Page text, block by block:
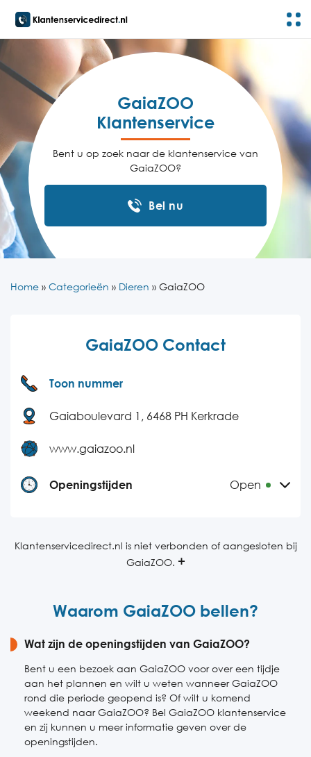
GaiaZOO
Klantenservice
Bent u op zoek naar de klantenservice van
GaiaZOO?
Bel nu
Home » Categorieën » Dieren » GaiaZOO
GaiaZOO Contact
Toon nummer
Gaiaboulevard 1, 6468 PH Kerkrade
www.gaiazoo.nl
Openingstijden Open
Dinsdag
10:00-17:00
Vrijdag
10:00-17:00
Zaterdag
10:00-17:00
Zondag
10:00-17:00
Klantenservicedirect.nl is niet verbonden of aangesloten bij
GaiaZOO.
Waarom GaiaZOO bellen?
Wat zijn de openingstijden van GaiaZOO?
Bent u een bezoek aan GaiaZOO voor over een tijdje
aan het plannen en wilt u weten wanneer GaiaZOO
rond die periode geopend is? Of wilt u komend
weekend naar GaiaZOO? Bel GaiaZOO klantenservice
en zij kunnen u meer informatie geven over de
openingstijden.